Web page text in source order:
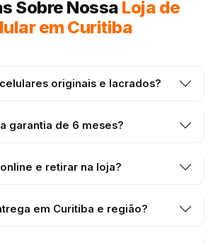
Sobre Nossa Loja de
em Curitiba
originais e lacrados?
garantia de 6 meses?
e retirar na loja?
em Curitiba e região?